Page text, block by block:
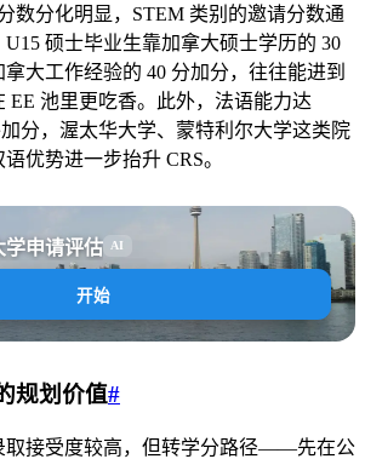
数分化明显，STEM 类别的邀请分数通
硕士毕业生靠加拿大硕士学历的 30
大工作经验的 40 分加分，往往能进到
EE 池里更吃香。此外，法语能力达
分，渥太华大学、蒙特利尔大学这类院
优势进一步抬升 CRS。
学申请评估 AI
开始
规划价值#
取接受度较高，但转学分路径——先在公